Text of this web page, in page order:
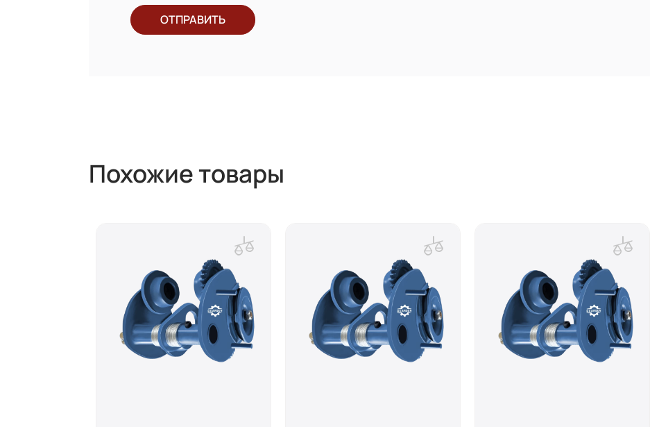
ОТПРАВИТЬ
Похожие товары